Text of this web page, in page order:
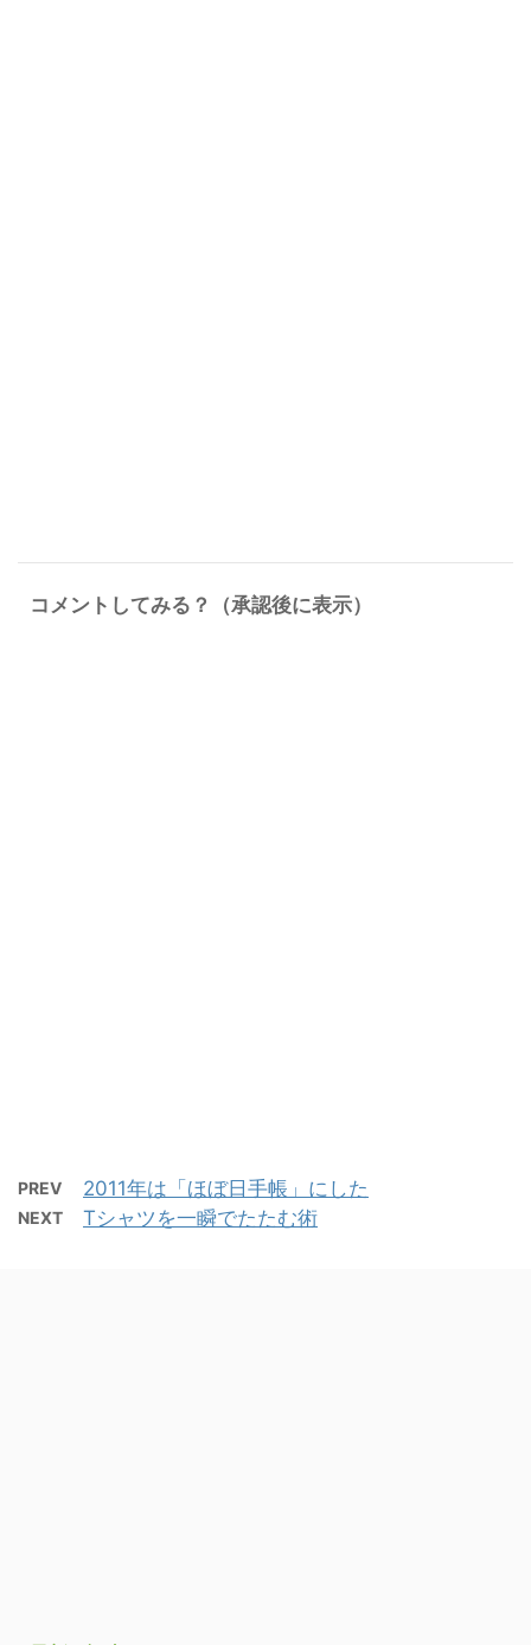
コメントしてみる？（承認後に表示）
PREV 2011年は「ほぼ日手帳」にした
NEXT Tシャツを一瞬でたたむ術